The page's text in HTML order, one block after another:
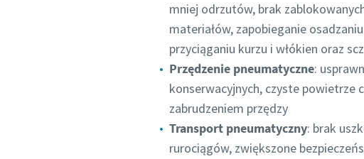
mniej odrzutów, brak
materiałów, zapobieganie
przyciąganiu kurzu i włókien oraz
Przędzenie pneumatyczne:
konserwacyjnych, czyste powietrze
zabrudzeniem przędzy
Transport pneumatyczny: brak
rurociągów, zwiększone